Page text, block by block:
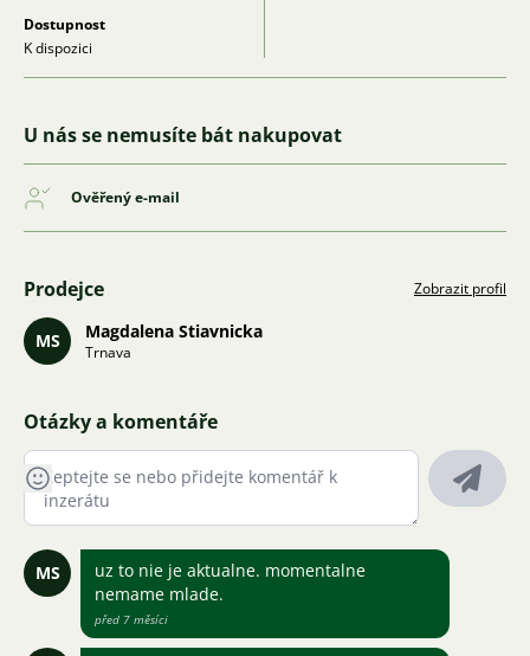
Dostupnost
K dispozici
U nás se nemusíte bát nakupovat
Ověřený e-mail
Prodejce Zobrazit profil
MS Magdalena Stiavnicka
Trnava
Otázky a komentáře
MS
uz to nie je aktualne. momentalne
nemame mlade.
před 7 měsíci